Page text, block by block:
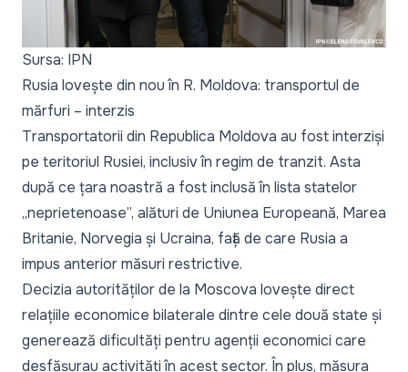
Sursa: IPN
Rusia lovește din nou în R. Moldova: transportul de
mărfuri – interzis
Transportatorii din Republica Moldova au fost interziși
pe teritoriul Rusiei, inclusiv în regim de tranzit. Asta
după ce țara noastră a fost inclusă în lista statelor
„neprietenoase”, alături de Uniunea Europeană, Marea
Britanie, Norvegia și Ucraina, față de care Rusia a
impus anterior măsuri restrictive.
Decizia autorităților de la Moscova lovește direct
relațiile economice bilaterale dintre cele două state și
generează dificultăți pentru agenții economici care
desfășurau activități în acest sector. În plus, măsura